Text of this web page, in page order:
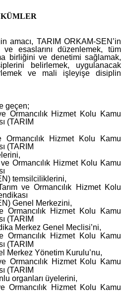
amacı, TARIM ORKAM-SEN’in
esaslarını düzenlemek, tüm
birliğini ve denetimi sağlamak,
belirlemek, uygulanacak
ve mali işleyişe disiplin
geçen;
Ormancılık Hizmet Kolu Kamu
(TARIM
Ormancılık Hizmet Kolu Kamu
(TARIM
ve Ormancılık Hizmet Kolu Kamu
temsilciliklerini,
ve Ormancılık Hizmet Kolu
Genel Merkezini,
Ormancılık Hizmet Kolu Kamu
(TARIM
Merkez Genel Meclisi’ni,
Ormancılık Hizmet Kolu Kamu
(TARIM
Merkez Yönetim Kurulu’nu,
Ormancılık Hizmet Kolu Kamu
(TARIM
organları üyelerini,
Ormancılık Hizmet Kolu Kamu